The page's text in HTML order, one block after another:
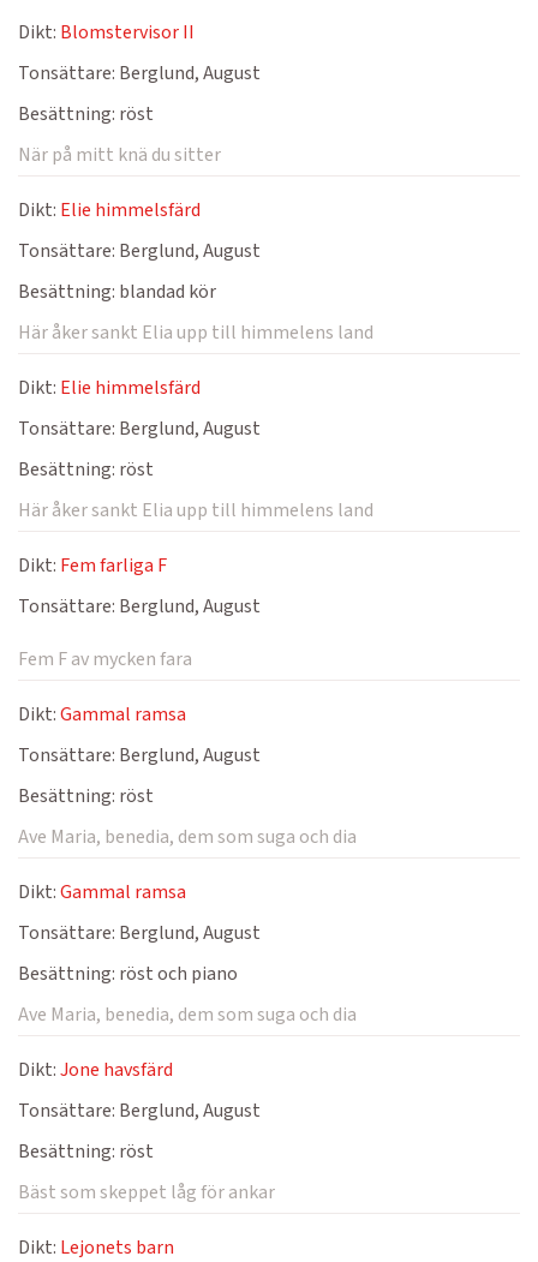
Dikt: Blomstervisor II
Tonsättare: Berglund, August
Besättning: röst
När på mitt knä du sitter
Dikt: Elie himmelsfärd
Tonsättare: Berglund, August
Besättning: blandad kör
Här åker sankt Elia upp till himmelens land
Dikt: Elie himmelsfärd
Tonsättare: Berglund, August
Besättning: röst
Här åker sankt Elia upp till himmelens land
Dikt: Fem farliga F
Tonsättare: Berglund, August
Fem F av mycken fara
Dikt:Gammal ramsa
Tonsättare: Berglund, August
Besättning: röst
Ave Maria, benedia, dem som suga och dia
Dikt:Gammal ramsa
Tonsättare: Berglund, August
Besättning: röst och piano
Ave Maria, benedia, dem som suga och dia
Dikt:Jone havsfärd
Tonsättare: Berglund, August
Besättning: röst
Bäst som skeppet låg för ankar
Dikt: Lejonets barn